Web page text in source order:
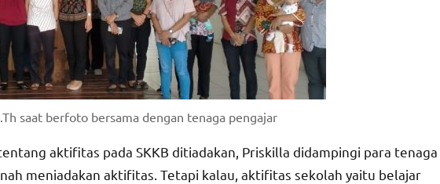
saat berfoto bersama dengan tenaga pengajar
aktifitas pada SKKB ditiadakan, Priskilla didampingi para tenaga
meniadakan aktifitas. Tetapi kalau, aktifitas sekolah yaitu belajar